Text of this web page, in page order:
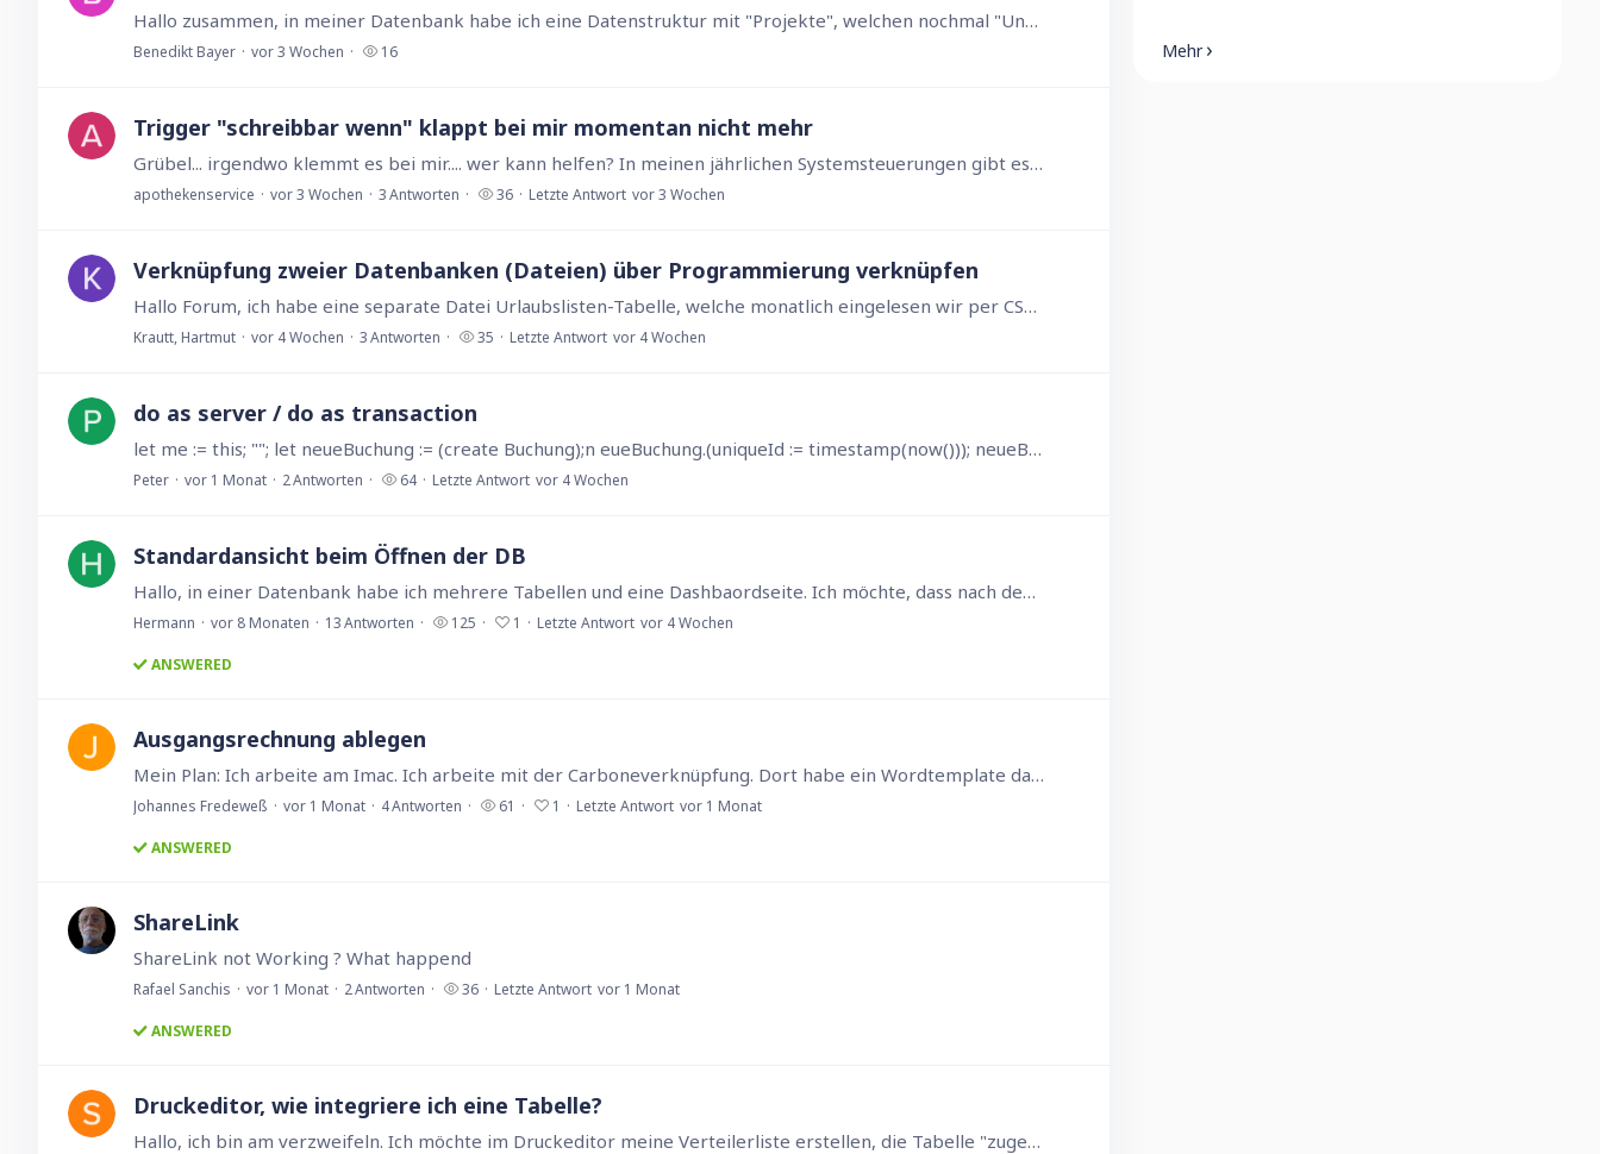
Hallo zusammen, in meiner Datenbank habe ich eine Datenstruktur mit "Projekte", welchen nochmal "Unterprojekten" zugeordnet werden. Um eine Buchung vorzunehmen, habe ich mir eine Tabelle angelegt,…
Benedikt Bayer vor 3 Wochen 16
Trigger "schreibbar wenn" klappt bei mir momentan nicht mehr
Grübel... irgendwo klemmt es bei mir.... wer kann helfen? In meinen jährlichen Systemsteuerungen gibt es das ja/nein-Feld, ob die Tabellen Debitor-Kreditor-Inhaber vor Überschreiben geschützt werden…
apothekenservice vor 3 Wochen 3Antworten 36 Letzte Antwort vor 3 Wochen
Verknüpfung zweier Datenbanken (Dateien) über Programmierung verknüpfen
Hallo Forum, ich habe eine separate Datei Urlaubslisten-Tabelle, welche monatlich eingelesen wir per CSV-Datei. Nun möchte ich beim einlesen oder nachher in einer Massenbearbeitung den…
Krautt, Hartmut vor 4 Wochen 3Antworten 35 Letzte Antwort vor 4 Wochen
do as server / do as transaction
let me := this; ""; let neueBuchung := (create Buchung);n eueBuchung.(uniqueId := timestamp(now())); neueBuchung.(Datum := today()); neueBuchung.(Buchungstext := me.Buchungstext); neueBuchung.…
Peter vor 1 Monat 2Antworten 64 Letzte Antwort vor 4 Wochen
Standardansicht beim Öffnen der DB
Hallo, in einer Datenbank habe ich mehrere Tabellen und eine Dashbaordseite. Ich möchte, dass nach dem Öffnen der Datenbank automatisch die Dashboardseite geöffnet wird. Wie kann ich das erreichen?
Hermann vor 8 Monaten 13Antworten 125 1 Letzte Antwort vor 4 Wochen
ANSWERED
Ausgangsrechnung ablegen
Mein Plan: Ich arbeite am Imac. Ich arbeite mit der Carboneverknüpfung. Dort habe ein Wordtemplate das im JSON die Daten erhält. Ich habe als Basis die Einstellung immer auf Testdruck.…
Johannes Fredeweß vor 1 Monat 4Antworten 61 1 Letzte Antwort vor 1 Monat
ANSWERED
ShareLink
ShareLink not Working ? What happend
Rafael Sanchis vor 1 Monat 2Antworten 36 Letzte Antwort vor 1 Monat
ANSWERED
Druckeditor, wie integriere ich eine Tabelle?
Hallo, ich bin am verzweifeln. Ich möchte im Druckeditor meine Verteilerliste erstellen, die Tabelle "zugehörige Anzeigen" platzieren um das ganze dann auszudrucken.…
Mehr